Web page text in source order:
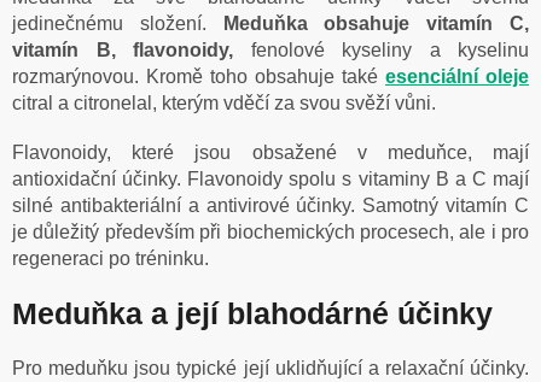
jedinečnému složení.
Meduňka obsahuje vitamín C,
vitamín B, flavonoidy, fenolové kyseliny a kyselinu
rozmarýnovou. Kromě toho obsahuje také esenciální oleje
citral a citronelal, kterým vděčí za svou svěží vůni.
Flavonoidy, které jsou obsažené v meduňce, mají
antioxidační účinky. Flavonoidy spolu s vitaminy B a C mají
silné antibakteriální a antivirové účinky. Samotný vitamín C
je důležitý především při biochemických procesech, ale i pro
regeneraci po tréninku.
Meduňka a její blahodárné účinky
Pro meduňku jsou typické její uklidňující a relaxační účinky.